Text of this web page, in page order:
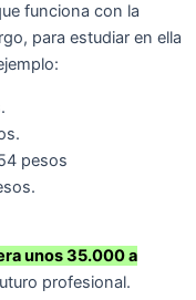
funciona con la
para estudiar en ella
pesos
unos 35.000 a
profesional.